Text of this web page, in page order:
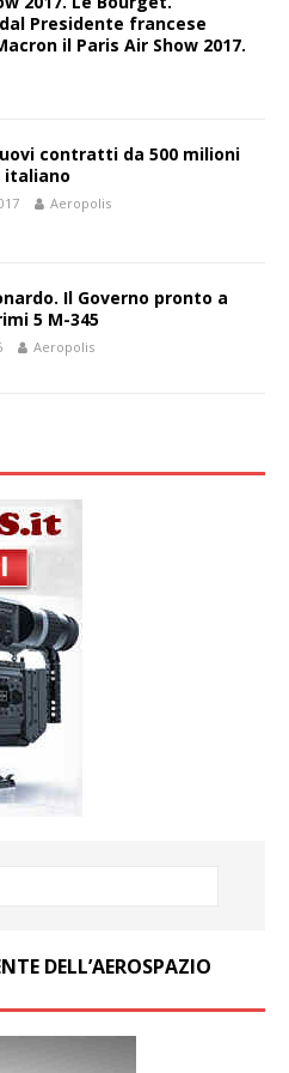
Presidente francese
il Paris Air Show 2017.
contratti da 500 milioni
italiano
Aeropolis
Il Governo pronto a
5 M-345
Aeropolis
DELL’AEROSPAZIO